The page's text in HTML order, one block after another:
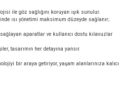
ile göz sağlığını koruyan ışık sunulur.
ısı yönetimi maksimum düzeyde sağlanır;
aparatlar ve kullanıcı dostu kılavuzlar
tasarımın her detayına yansır.
bir araya getiriyor, yaşam alanlarınıza kalıcı